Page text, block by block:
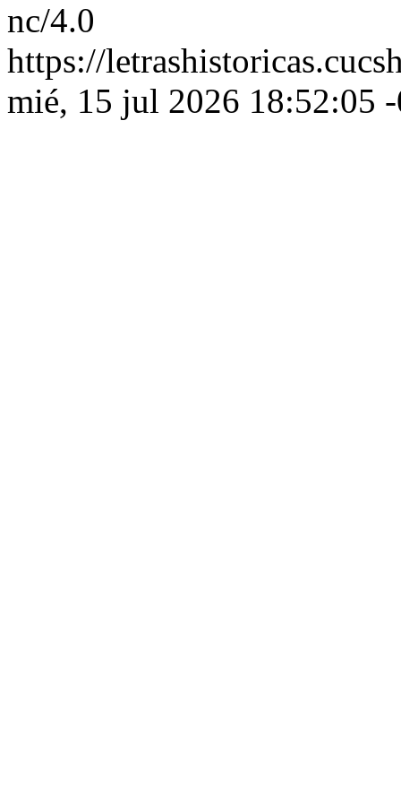
nc/4.0
https://
mié, 15 jul 2026 18:52:05